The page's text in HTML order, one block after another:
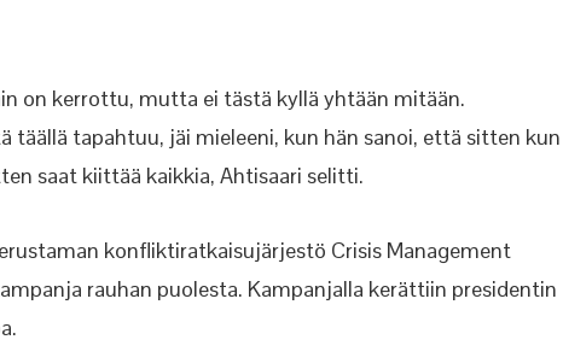
on kerrottu, mutta ei tästä kyllä yhtään mitään.
täällä tapahtuu, jäi mieleeni, kun hän sanoi, että sitten kun
saat kiittää kaikkia, Ahtisaari selitti.
konfliktiratkaisujärjestö Crisis Management
rauhan puolesta. Kampanjalla kerättiin presidentin